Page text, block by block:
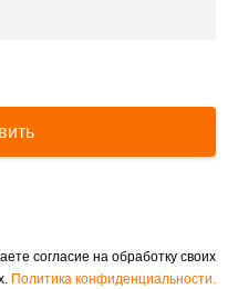
согласие на обработку своих
Политика конфиденциальности.